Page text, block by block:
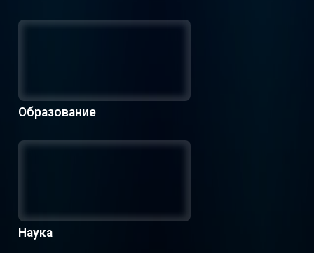
Образование
Наука